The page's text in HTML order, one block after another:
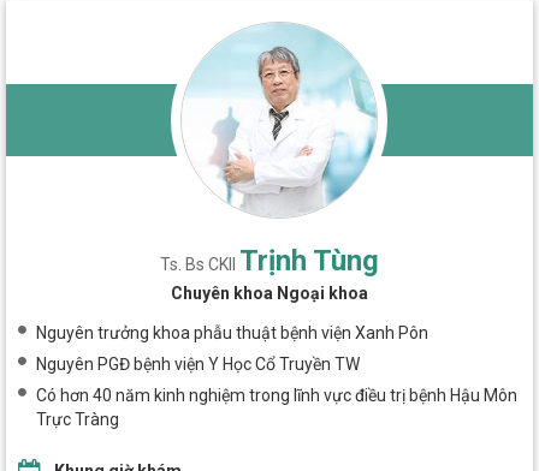
Ts. Bs CKII Trịnh Tùng
Chuyên khoa Ngoại khoa
Nguyên trưởng khoa phẫu thuật bệnh viện Xanh Pôn
Nguyên PGĐ bệnh viện Y Học Cổ Truyền TW
Có hơn 40 năm kinh nghiệm trong lĩnh vực điều trị bệnh Hậu Môn
Trực Tràng